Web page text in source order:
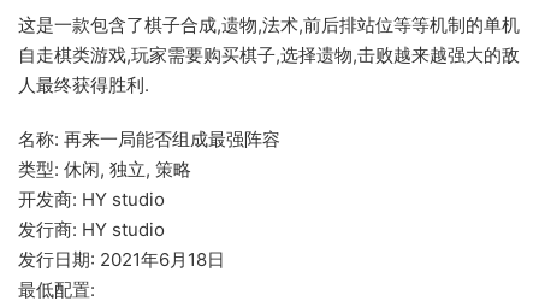
这是一款包含了棋子合成,遗物,法术,前后排站位等等机制的单机
自走棋类游戏,玩家需要购买棋子,选择遗物,击败越来越强大的敌
人最终获得胜利.
名称: 再来一局能否组成最强阵容
类型: 休闲, 独立, 策略
开发商: HY studio
发行商: HY studio
发行日期: 2021年6月18日
最低配置: